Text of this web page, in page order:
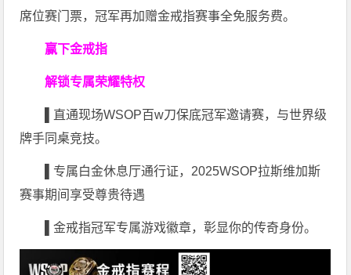
席位赛门票，冠军再加赠金戒指赛事全免服务费。
赢下金戒指
解锁专属荣耀特权
直通现场WSOP百w刀保底冠军邀请赛，与世界级
牌手同桌竞技。
专属白金休息厅通行证，2025WSOP拉斯维加斯
赛事期间享受尊贵待遇
▌金戒指冠军专属游戏徽章，彰显你的传奇身份。